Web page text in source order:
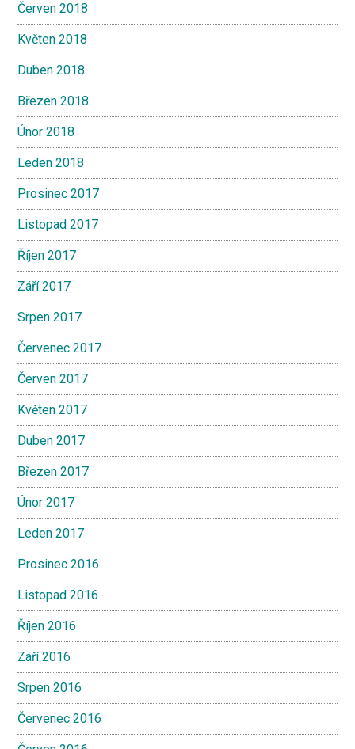
Červen 2018
Květen 2018
Duben 2018
Březen 2018
Únor 2018
Leden 2018
Prosinec 2017
Listopad 2017
Říjen 2017
Září 2017
Srpen 2017
Červenec 2017
Červen 2017
Květen 2017
Duben 2017
Březen 2017
Únor 2017
Leden 2017
Prosinec 2016
Listopad 2016
Říjen 2016
Září 2016
Srpen 2016
Červenec 2016